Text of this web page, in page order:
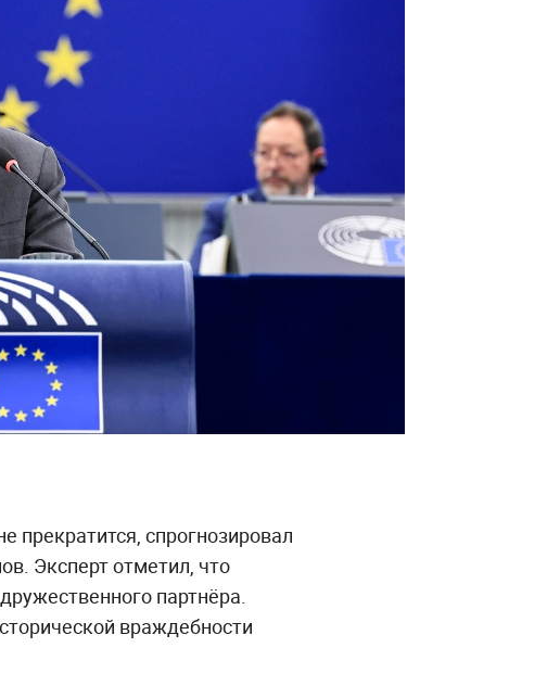
прекратится, спрогнозировал
Эксперт отметил, что
партнёра.
враждебности